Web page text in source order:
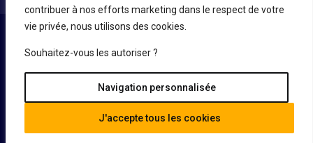
contribuer à nos efforts marketing dans le respect de votre
vie privée, nous utilisons des cookies.
Souhaitez-vous les autoriser ?
Navigation personnalisée
J'accepte tous les cookies
L’expert du LMNP ancien est l’un des plus anciens cabinets
intervenant dans l’expertise, l’achat et la revente
d’investissements LMNP.